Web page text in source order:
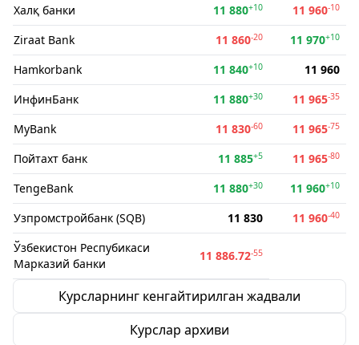
Халқ банки 11 880+10 11 960-10
Ziraat Bank 11 860-20 11 970+10
Hamkorbank 11 840+10
11 960
ИнфинБанк
11 880+30 11 965-35
MyBank 11 830-60 11 965-75
Пойтахт банк 11 885+5 11 965-80
TengeBank 11 880+30 11 960+10
Узпромстройбанк (SQB) 11 830 11 960-40
Ўзбекистон Респубикаси
Марказий банки
11 886.72-55
Курсларнинг кенгайтирилган жадвали
Курслар архиви